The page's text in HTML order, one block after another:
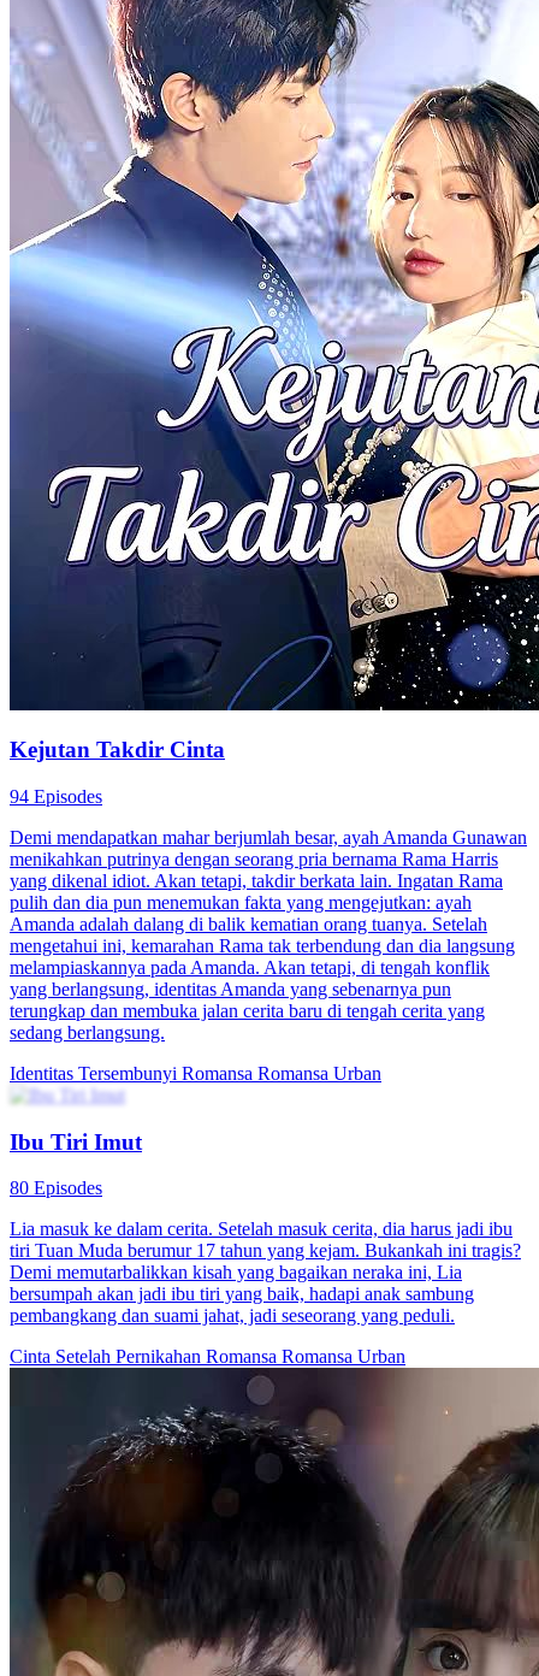
Magangku Ternyata Bintang
50 Episodes
Charlotte adalah seorang magang pekerja keras yang tak pernah
membayangkan idolanya, superstar Freddy Jones, akan jatuh cinta
padanya. Demi menjaga rahasia, Freddy menyamar sebagai
magang, melindunginya dari rival cemburu dan menyeretnya ke
romansa yang tak bisa ia tolak.
Romansa Fantasi
Romansa Vampir